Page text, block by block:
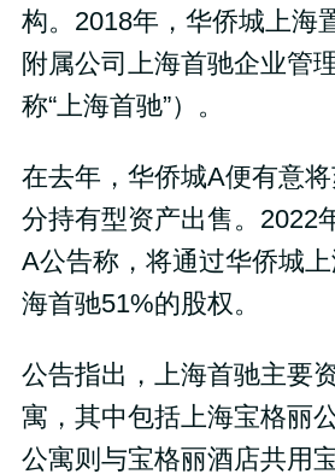
构。2018年，华侨城上海
附属公司上海首驰企业管
称“上海首驰”）。
在去年，华侨城A便有意
分持有型资产出售。2022
A公告称，将通过华侨城
海首驰51%的股权。
公告指出，上海首驰主要
寓，其中包括上海宝格丽
公寓则与宝格丽酒店共用